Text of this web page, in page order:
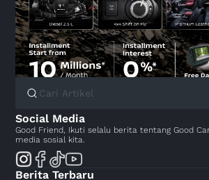
Social Media
Good Friend, Ikuti selalu berita tentang Good
media sosial kita.
Berita Terbaru